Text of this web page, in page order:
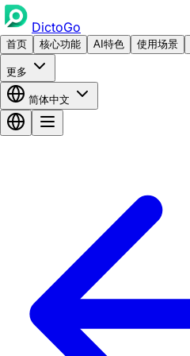
DictoGo
首页 核心功能 AI特色 使用场景
更多
简体中文